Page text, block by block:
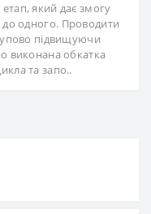
який дає змогу
до одного. Проводити
підвищуючи
виконана обкатка
та запо..